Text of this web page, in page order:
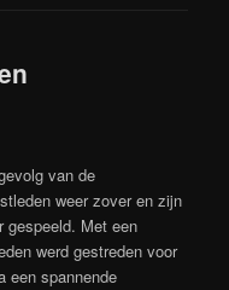
van de
weer zover en zijn
gespeeld. Met een
werd gestreden voor
een spannende